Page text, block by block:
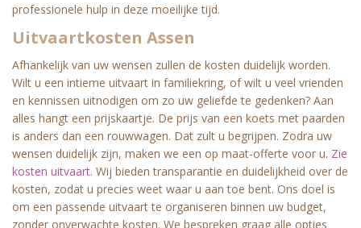
professionele hulp in deze moeilijke tijd.
Uitvaartkosten Assen
Afhankelijk van uw wensen zullen de kosten duidelijk worden.
Wilt u een intieme uitvaart in familiekring, of wilt u veel vrienden
en kennissen uitnodigen om zo uw geliefde te gedenken? Aan
alles hangt een prijskaartje. De prijs van een koets met paarden
is anders dan een rouwwagen. Dat zult u begrijpen. Zodra uw
wensen duidelijk zijn, maken we een op maat-offerte voor u. Zie
kosten uitvaart. Wij bieden transparantie en duidelijkheid over de
kosten, zodat u precies weet waar u aan toe bent. Ons doel is
om een passende uitvaart te organiseren binnen uw budget,
zonder onverwachte kosten. We bespreken graag alle opties